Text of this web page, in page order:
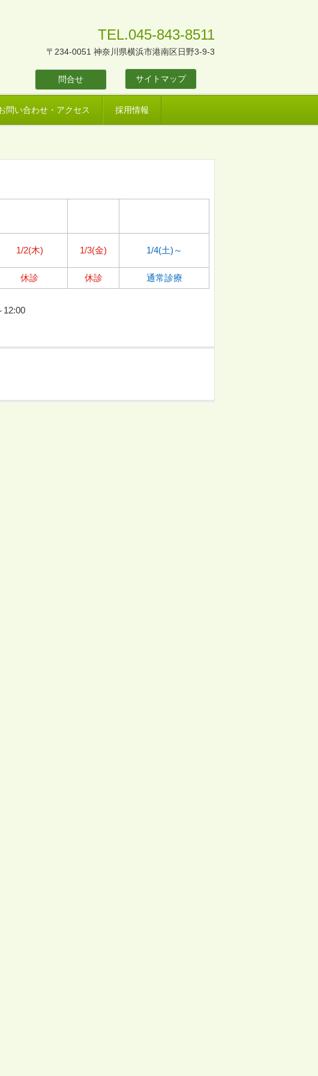
TEL.045-843-8511
〒234-0051 神奈川県横浜市港南区日野3-9-3
問合せ サイトマップ
問い合わせ・アクセス 採用情報
1/2(木) 1/3(金) 1/4(土)～
休診 休診 通常診療
12:00